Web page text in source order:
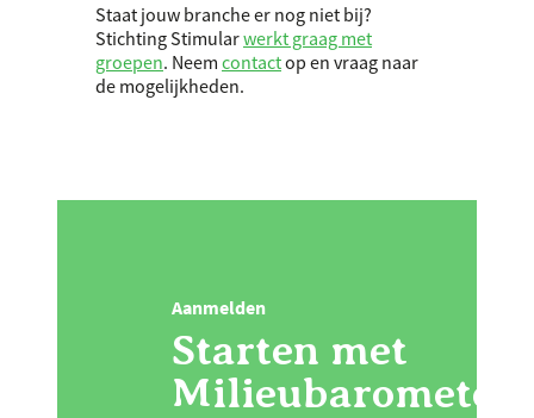
Staat jouw branche er nog niet bij?
Stichting Stimularwerkt graag met
groepen. Neem contactop en vraag naar
de mogelijkheden.
Aanmelden
Starten met
Milieubarometer